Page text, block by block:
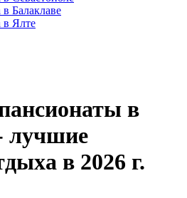
Балаклаве
в Ялте
в
лучшие
в 2026 г.